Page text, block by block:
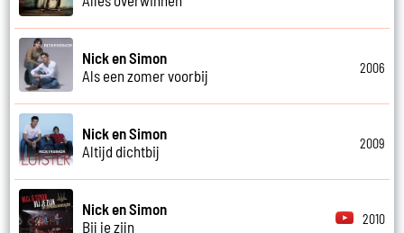
Nick en Simon
Als een zomer voorbij
2006
Nick en Simon
Altijd dichtbij
2009
Nick en Simon
Bij je zijn
2010